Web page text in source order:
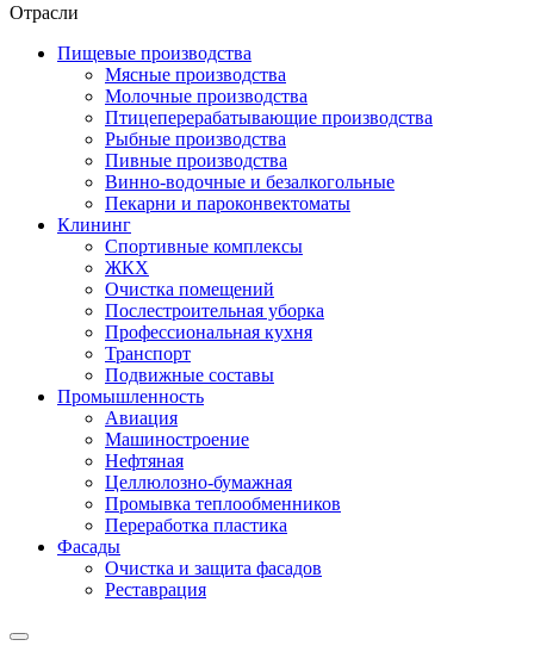
Отрасли
Пищевые производства
Мясные производства
Молочные производства
Птицеперерабатывающие производства
Рыбные производства
Пивные производства
Винно-водочные и безалкогольные
Пекарни и пароконвектоматы
Клининг
Спортивные комплексы
ЖКХ
Очистка помещений
Послестроительная уборка
Профессиональная кухня
Транспорт
Подвижные составы
Промышленность
Авиация
Машиностроение
Нефтяная
Целлюлозно-бумажная
Промывка теплообменников
Переработка пластика
Фасады
Очистка и защита фасадов
Реставрация